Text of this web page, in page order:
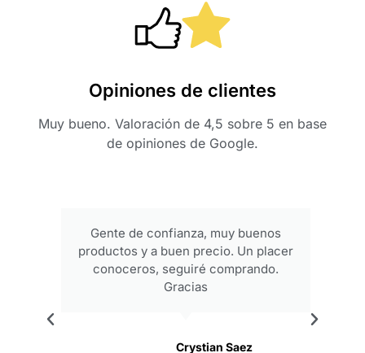
Opiniones de clientes
Muy bueno. Valoración de 4,5 sobre 5 en base
de opiniones de Google.
Gente de confianza, muy buenos
productos y a buen precio. Un placer
conoceros, seguiré comprando.
Gracias
Crystian Saez